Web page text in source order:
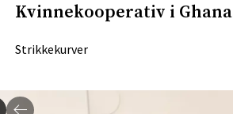
Kvinnekooperativ i Ghana
Strikkekurver